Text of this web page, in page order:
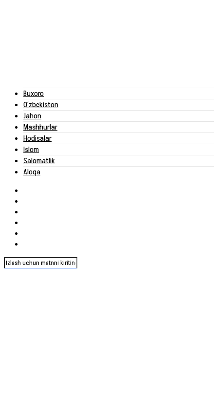
Buxoro
O‘zbekiston
Jahon
Mashhurlar
Hodisalar
Islom
Salomatlik
Aloqa